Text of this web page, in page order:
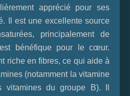
apprécié pour ses
Il est une excellente source
principalement de
bénéfique pour le cœur.
riche en fibres, ce qui aide à
(notamment la vitamine
du groupe B). Il